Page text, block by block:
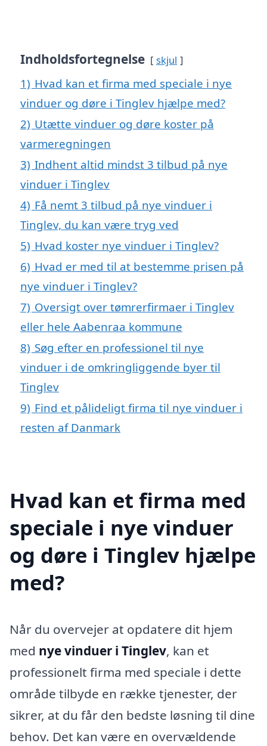
Indholdsfortegnelse skjul
1) Hvad kan et firma med speciale i nye
vinduer og døre i Tinglev hjælpe med?
2) Utætte vinduer og døre koster på
varmeregningen
3) Indhent altid mindst 3 tilbud på nye
vinduer i Tinglev
4) Få nemt 3 tilbud på nye vinduer i
Tinglev, du kan være tryg ved
5) Hvad koster nye vinduer i Tinglev?
6) Hvad er med til at bestemme prisen på
nye vinduer i Tinglev?
7) Oversigt over tømrerfirmaer i Tinglev
eller hele Aabenraa kommune
8) Søg efter en professionel til nye
vinduer i de omkringliggende byer til
Tinglev
9) Find et pålideligt firma til nye vinduer i
resten af Danmark
Hvad kan et firma med
speciale i nye vinduer
og døre i Tinglev hjælpe
med?
Når du overvejer at opdatere dit hjem
med nye vinduer i Tinglev, kan et
professionelt firma med speciale i dette
område tilbyde en række tjenester, der
sikrer, at du får den bedste løsning til dine
behov. Det kan være en overvældende